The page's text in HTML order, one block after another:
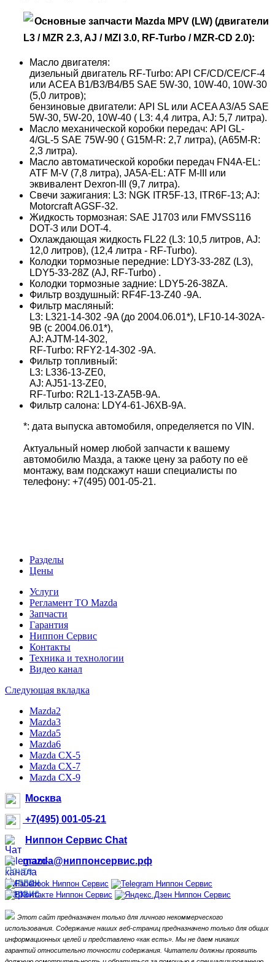
Основные запчасти Mazda MPV (LW) (двигатели
L3 / MZR 2.3, AJ / MZI 3.0, RF-Turbo / MZR-CD 2.0):
Масло двигателя:
дизельный двигатель RF-Turbo: API CF/CD/CE/CF-4
или ACEA B1/B3/B4/B5 SAE 5W-30, 10W-40, 10W-30
(5,0 литров);
бензиновые двигатели: API SL или ACEA A3/A5 SAE
5W-30, 5W-20, 10W-40 ( L3: 4,4 литра, AJ: 5,7 литра).
Масло механической коробки передач: API GL-
4/GL-5 SAE 75W-90 ( G15M-R: 2,7 литра), (A65M-R:
2,3 литра).
Масло автоматической коробки передач FN4A-EL:
ATF M-V (7,8 литра), JA5A-EL: ATF M-III или
эквивалент Dexron-III (9,7 литра).
Свечи зажигания: L3: NGK ITR5F-13, ITR6F-13; AJ:
Motorcraft AGSF-32.
Жидкость тормозная: SAE J1703 или FMVSS116
DOT-3 или DOT-4.
Охлаждающая жидкость FL22 (L3: 10,5 литров, AJ:
12,0 литров), (12,4 литра - RF-Turbo).
Колодки тормозные передние: LDY3-33-28Z (L3),
LDY5-33-28Z (AJ, RF-Turbo) .
Колодки тормозные задние: LDY5-26-38ZA.
Фильтр воздушный: RF4F-13-Z40 -9A.
Фильтр масляный:
L3: L321-14-302 -9A (до 2004.06.01*), LF10-14-302A-
9B (с 2004.06.01*),
AJ: AJTM-14-302,
RF-Turbo: RFY2-14-302 -9A.
Фильтр топливный:
L3: L336-13-ZE0,
AJ: AJ51-13-ZE0,
RF-Turbo: R2L1-13-ZA5B-9A.
Фильтр салона: LDY4-61-J6XB-9A.
*: дата выпуска автомобиля, определяется по VIN.
Актуальный номер любой запчасти к вашему
автомобилю Мазда, а также цену за работу по её
монтажу, вам подскажут наши специалисты по
телефону: +7(495) 001-05-21.
Разделы
Цены
Услуги
Регламент ТО Mazda
Запчасти
Гарантия
Ниппон Сервис
Контакты
Техника и технологии
Видео канал
Следующая вкладка
Mazda2
Mazda3
Mazda5
Mazda6
Mazda CX-5
Mazda CX-7
Mazda CX-9
Москва
+7(495) 001-05-21
Ниппон Сервис Chat
mazda@ниппонсервис.рф
Этот сайт предназначен только для личного некоммерческого
использования. Содержание наших веб-страниц предназначено только для общих
информационных целей и представлено «как есть». Мы не даем никаких
гарантий относительно точности содержания. Читатели должны проявить